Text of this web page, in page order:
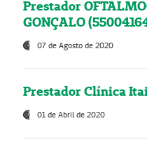
Prestador
GONÇALO
07 de Agosto de 2020
Prestador Clínica
01 de Abril de 2020